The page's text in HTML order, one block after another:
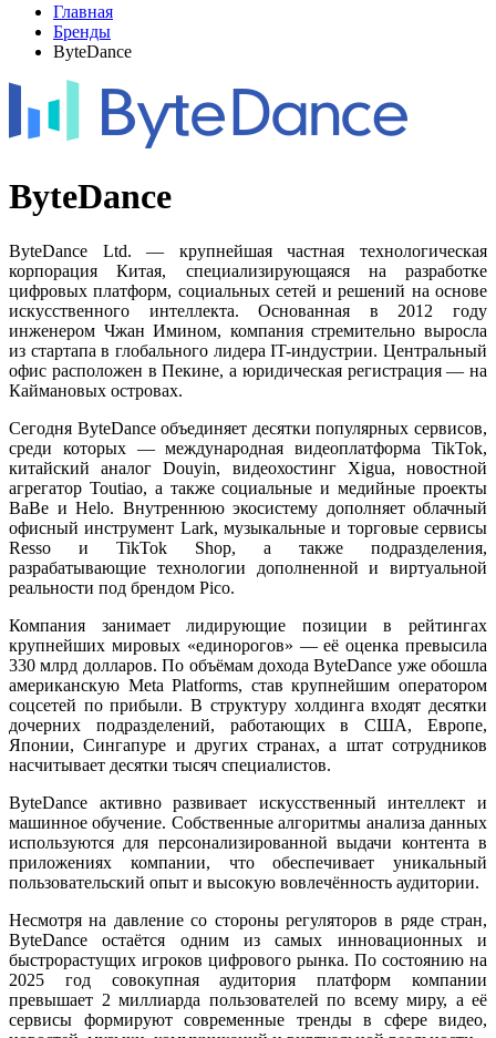
Главная
Бренды
ByteDance
ByteDance
ByteDance Ltd. — крупнейшая частная технологическая
корпорация Китая, специализирующаяся на разработке
цифровых платформ, социальных сетей и решений на основе
искусственного интеллекта. Основанная в 2012 году
инженером Чжан Имином, компания стремительно выросла
из стартапа в глобального лидера IT-индустрии. Центральный
офис расположен в Пекине, а юридическая регистрация — на
Каймановых островах.
Сегодня ByteDance объединяет десятки популярных сервисов,
среди которых — международная видеоплатформа TikTok,
китайский аналог Douyin, видеохостинг Xigua, новостной
агрегатор Toutiao, а также социальные и медийные проекты
BaBe и Helo. Внутреннюю экосистему дополняет облачный
офисный инструмент Lark, музыкальные и торговые сервисы
Resso и TikTok Shop, а также подразделения,
разрабатывающие технологии дополненной и виртуальной
реальности под брендом Pico.
Компания занимает лидирующие позиции в рейтингах
крупнейших мировых «единорогов» — её оценка превысила
330 млрд долларов. По объёмам дохода ByteDance уже обошла
американскую Meta Platforms, став крупнейшим оператором
соцсетей по прибыли. В структуру холдинга входят десятки
дочерних подразделений, работающих в США, Европе,
Японии, Сингапуре и других странах, а штат сотрудников
насчитывает десятки тысяч специалистов.
ByteDance активно развивает искусственный интеллект и
машинное обучение. Собственные алгоритмы анализа данных
используются для персонализированной выдачи контента в
приложениях компании, что обеспечивает уникальный
пользовательский опыт и высокую вовлечённость аудитории.
Несмотря на давление со стороны регуляторов в ряде стран,
ByteDance остаётся одним из самых инновационных и
быстрорастущих игроков цифрового рынка. По состоянию на
2025 год совокупная аудитория платформ компании
превышает 2 миллиарда пользователей по всему миру, а её
сервисы формируют современные тренды в сфере видео,